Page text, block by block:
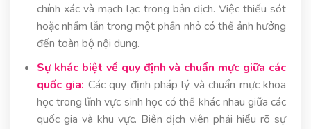
chính xác và mạch lạc trong bản dịch. Việc thiếu sót
hoặc nhầm lẫn trong một phần nhỏ có thể ảnh hưởng
đến toàn bộ nội dung.
Sự khác biệt về quy định và chuẩn mực giữa các
quốc gia: Các quy định pháp lý và chuẩn mực khoa
học trong lĩnh vực sinh học có thể khác nhau giữa các
quốc gia và khu vực. Biên dịch viên phải hiểu rõ sự